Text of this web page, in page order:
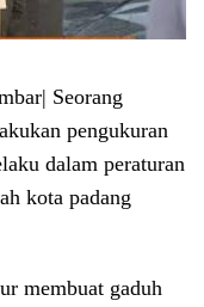
Seorang
pengukuran
dalam peraturan
kota padang
membuat gaduh